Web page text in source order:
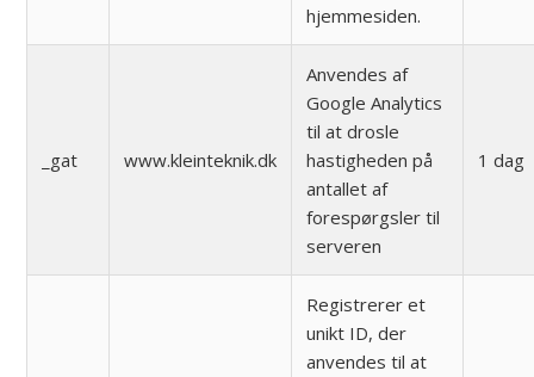
hjemmesiden.
_gat www.kleinteknik.dk
Anvendes af
Google Analytics
til at drosle
hastigheden på
antallet af
forespørgsler til
serveren
1 dag
Registrerer et
unikt ID, der
anvendes til at